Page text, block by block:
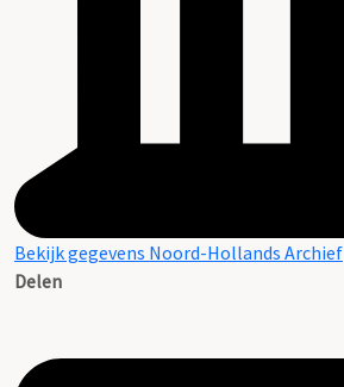
Bekijk gegevens Noord-Hollands Archief
Delen